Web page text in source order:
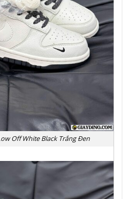
Off White Black Trắng Đen